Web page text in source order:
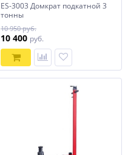
ES-3003 Домкрат подкатной 3
тонны
10 950 руб.
10 400 руб.